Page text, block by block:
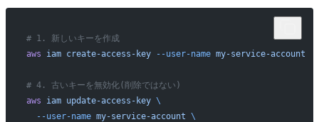
# 1. 新しいキーを作成
aws iam create-access-key --user-name my-service-account
# 4. 古いキーを無効化(削除ではない)
aws iam update-access-key \
  --user-name
my-service-account \